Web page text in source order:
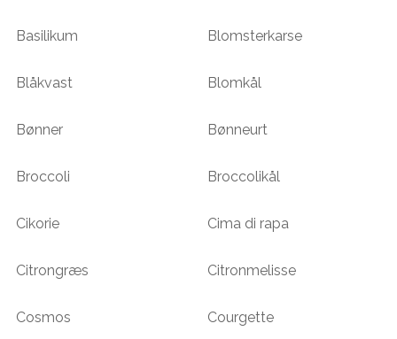
Basilikum Blomsterkarse
Blåkvast Blomkål
Bønner Bønneurt
Broccoli Broccolikål
Cikorie Cima di rapa
Citrongræs Citronmelisse
Cosmos Courgette